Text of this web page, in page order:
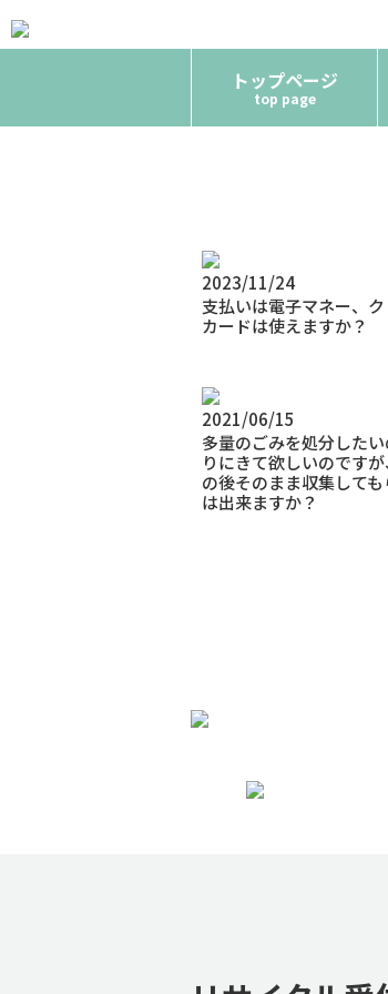
トップページ
top page
2023/11/24
支払いは電子マネー、
カードは使えますか？
2021/06/15
多量のごみを処分した
りにきて欲しいのです
の後そのまま収集しても
は出来ますか？